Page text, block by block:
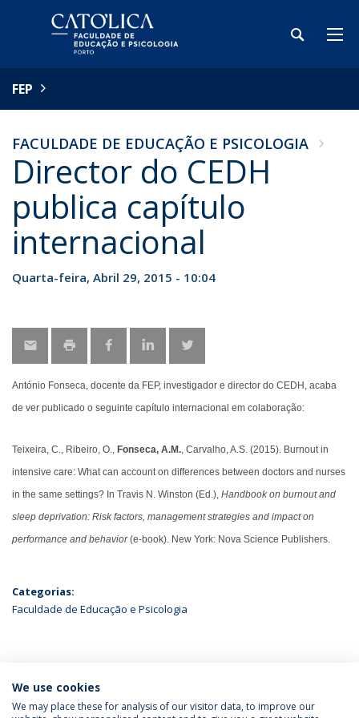
FEP
FACULDADE DE EDUCAÇÃO E PSICOLOGIA
Director do CEDH
publica capítulo
internacional
Quarta-feira, Abril 29, 2015 - 10:04
António Fonseca, docente da FEP, investigador e director do CEDH, acaba
de ver publicado o seguinte capítulo internacional em colaboração:
Teixeira, C., Ribeiro, O., Fonseca, A.M., Carvalho, A.S. (2015). Burnout in
intensive care: What can account on differences between doctors and nurses
in the same settings? In Travis N. Winston (Ed.), Handbook on burnout and
sleep deprivation: Risk factors, management strategies and impact on
performance and behavior(e-book). New York: Nova Science Publishers.
Categorias:
Faculdade de Educação e Psicologia
ÚLTIMAS NOTÍCIAS
We use cookies
We may place these for analysis of our visitor data, to improve our